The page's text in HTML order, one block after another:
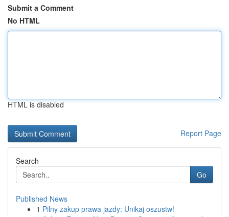
Submit a Comment
No HTML
HTML is disabled
Report Page
Search
Go
Published News
1 Pilny zakup prawa jazdy: Unikaj oszustw!